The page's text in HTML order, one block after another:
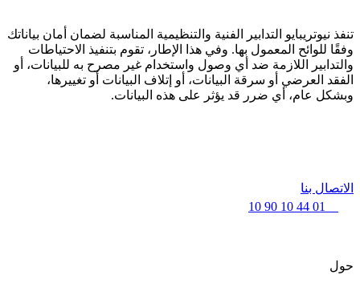
تنفذ نيوتريبايو التدابير الفنية والتنظيمية المناسبة لضمان أمان بياناتك
وفقًا للوائح المعمول بها. وفي هذا الإطار، تقوم بتنفيذ الاحتياطات
والتدابير اللازمة ضد أي وصول واستخدام غير مصرح به للبيانات، أو
الفقد العرضي أو سرقة البيانات، أو إتلاف البيانات أو تغييرها،
وبشكل عام، أي ضرر قد يؤثر على هذه البيانات.
الاتصال بنا
حول